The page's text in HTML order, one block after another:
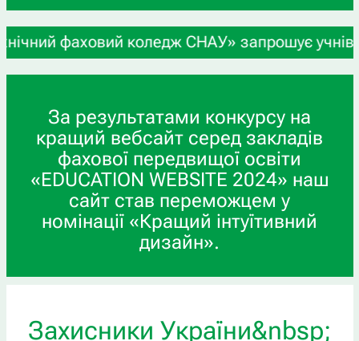
коледж СНАУ» запрошує учнів 9-х та 11-
За результатами конкурсу на
кращий вебсайт серед закладів
фахової передвищої освіти
«EDUCATION WEBSITE 2024» наш
сайт став переможцем у
номінації «Кращий інтуїтивний
дизайн».
Захисники України&nbsp;